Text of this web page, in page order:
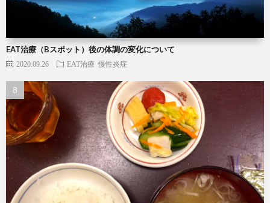
EAT治療（Bスポット）後の体調の変化について
2020.09.26 EAT治療 慢性炎症